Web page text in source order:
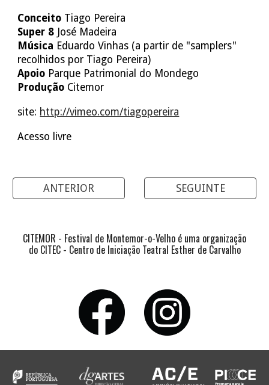
Conceito Tiago Pereira
Super 8 José Madeira
Música Eduardo Vinhas (a partir de "samplers"
recolhidos por Tiago Pereira)
Apoio Parque Patrimonial do Mondego
Produção Citemor
site: http://vimeo.com/tiagopereira
Acesso livre
ANTERIOR SEGUINTE
CITEMOR - Festival de Montemor-o-Velho é uma organização
do CITEC - Centro de Iniciação Teatral Esther de Carvalho